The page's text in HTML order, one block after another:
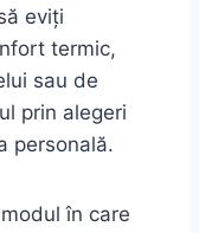
eviți
termic,
sau de
prin alegeri
personală.
în care